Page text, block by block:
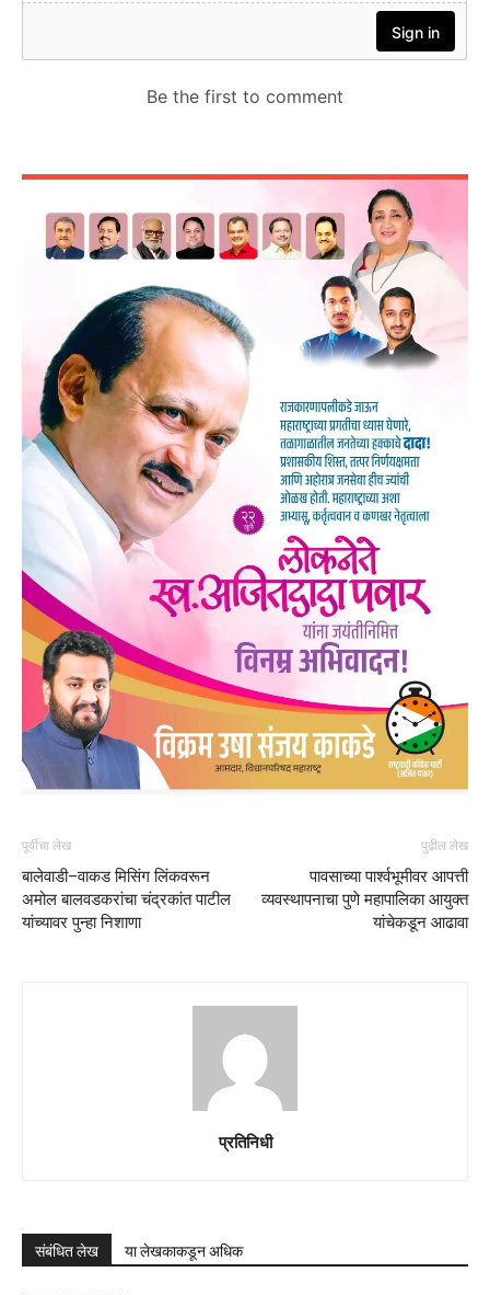
पूर्वीचा लेख
बालेवाडी–वाकड मिसिंग लिंकवरून
अमोल बालवडकरांचा चंद्रकांत पाटील
यांच्यावर पुन्हा निशाणा
पुढील लेख
पावसाच्या पार्श्वभूमीवर आपत्ती
व्यवस्थापनाचा पुणे महापालिका आयुक्त
यांचेकडून आढावा
प्रतिनिधी
संबंधित लेख या लेखकाकडून अधिक